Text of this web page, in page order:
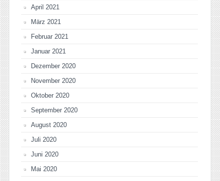
April 2021
März 2021
Februar 2021
Januar 2021
Dezember 2020
November 2020
Oktober 2020
September 2020
August 2020
Juli 2020
Juni 2020
Mai 2020